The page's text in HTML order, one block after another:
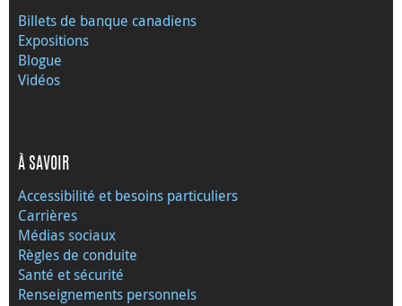
Billets de banque canadiens
Expositions
Blogue
Vidéos
À SAVOIR
Accessibilité et besoins particuliers
Carrières
Médias sociaux
Règles de conduite
Santé et sécurité
Renseignements personnels